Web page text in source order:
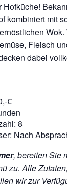
kombiniert mit
Wok.
Fleisch
dabei
€
8
Nach
, bereiten Sie
zu. Alle
wir zur